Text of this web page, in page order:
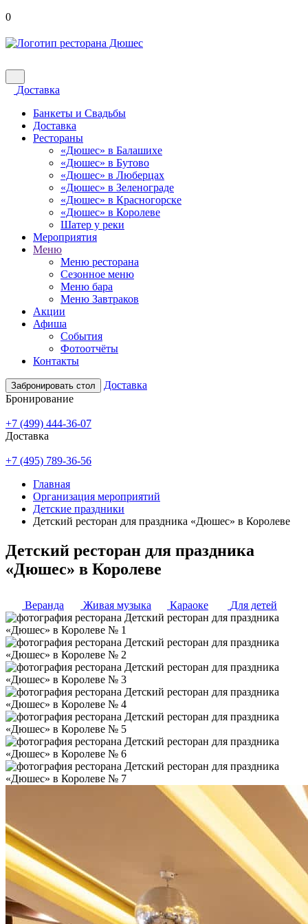
0
Доставка
Банкеты и Свадьбы
Доставка
Рестораны
«Дюшес» в Балашихе
«Дюшес» в Бутово
«Дюшес» в Люберцах
«Дюшес» в Зеленограде
«Дюшес» в Красногорске
«Дюшес» в Королеве
Шатер у реки
Мероприятия
Меню
Меню ресторана
Сезонное меню
Меню бара
Меню Завтраков
Акции
Афиша
События
Фотоотчёты
Контакты
Забронировать стол
Доставка
Бронирование
+7 (499) 444-36-07
Доставка
+7 (495) 789-36-56
Главная
Организация мероприятий
Детские праздники
Детский ресторан для праздника «Дюшес» в Королеве
Детский ресторан для праздника
«Дюшес» в Королеве
Веранда Живая музыка Караоке Для детей